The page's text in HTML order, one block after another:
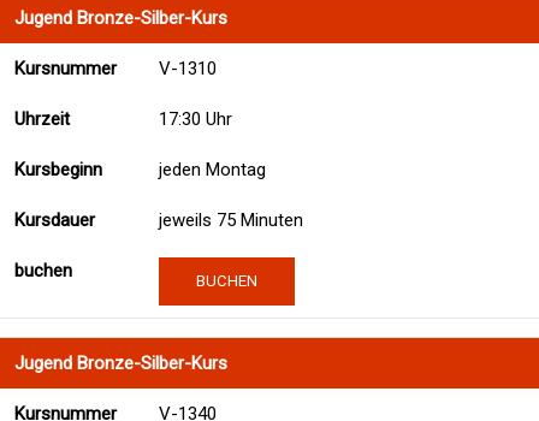
Jugend Bronze-Silber-Kurs
V-1310
17:30 Uhr
jeden Montag
jeweils 75 Minuten
BUCHEN
Jugend Bronze-Silber-Kurs
V-1340